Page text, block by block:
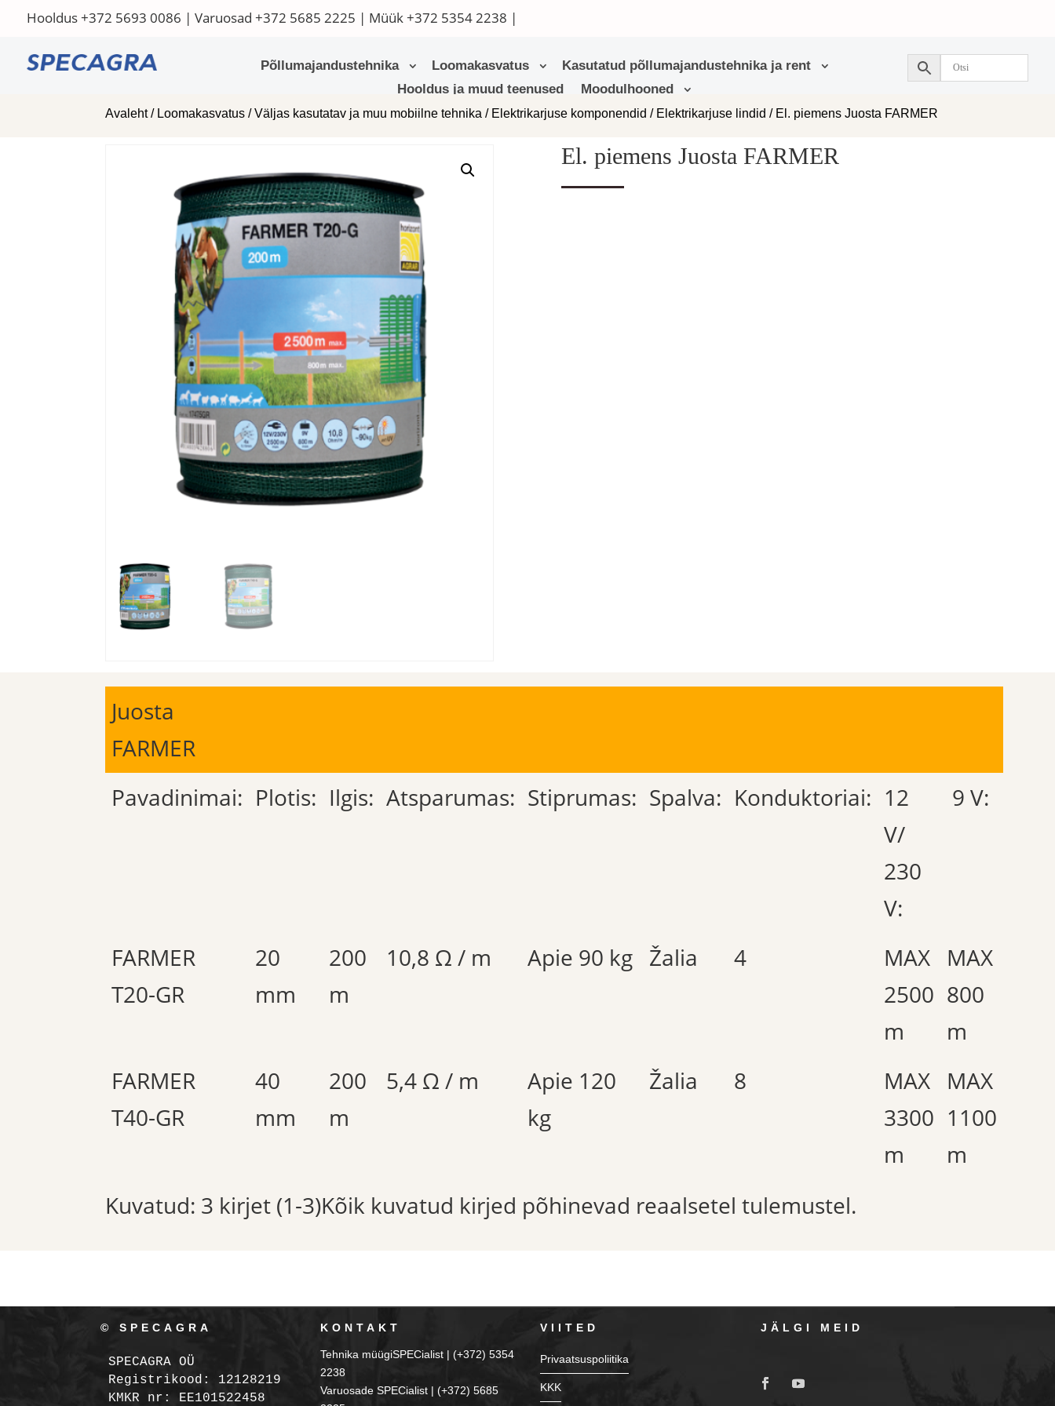
Hooldus+372 5693 0086 | Varuosad +372 5685 2225 | Müük+372 5354 2238 |
Põllumajandustehnika Loomakasvatus
Kasutatud põllumajandustehnika ja rent
Hooldus ja muud teenused
Moodulhooned
Avaleht/ Loomakasvatus /Väljas kasutatav ja muu mobiilne tehnika / Elektrikarjuse komponendid / Elektrikarjuse lindid / El. piemens Juosta FARMER
El. piemens Juosta FARMER
Juosta
FARMER
Pavadinimai: Plotis: Ilgis: Atsparumas: Stiprumas: Spalva: Konduktoriai: 12
V/
230
V:
9 V:
FARMER
T20-GR
20
mm
200
m
10,8 Ω / m Apie 90 kg Žalia 4
MAX
2500
m
MAX
800
m
FARMER
T40-GR
40
mm
200
m
5,4 Ω / m
Apie 120
kg
Žalia 8
MAX
3300
m
MAX
1100
m
Kuvatud: 3 kirjet (1-3)Kõik kuvatud kirjed põhinevad reaalsetel tulemustel.
© SPECAGRA
SPECAGRA OÜ
Registrikood: 12128219
KMKR nr: EE101522458
KONTAKT
Tehnika müügiSPECialist | (+372) 5354
2238
Varuosade SPECialist | (+372) 5685
VIITED
Privaatsuspoliitika
KKK
JÄLGI MEID